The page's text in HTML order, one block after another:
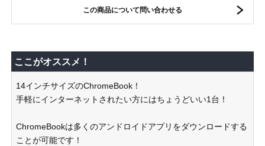
この商品について問い合わせる
ここがオススメ！
14インチサイズのChromeBook！
手軽にインターネットされたい方にはちょうどいい1台！
ChromeBookは多くのアンドロイドアプリをダウンロードする
ことが可能です！